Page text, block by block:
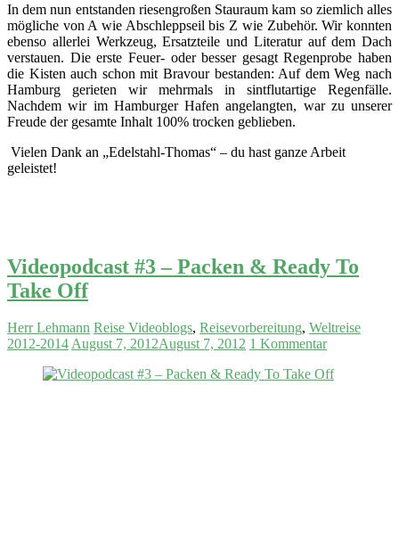
In dem nun entstanden riesengroßen Stauraum kam so ziemlich alles
mögliche von A wie Abschleppseil bis Z wie Zubehör. Wir konnten
ebenso allerlei Werkzeug, Ersatzteile und Literatur auf dem Dach
verstauen. Die erste Feuer- oder besser gesagt Regenprobe haben
die Kisten auch schon mit Bravour bestanden: Auf dem Weg nach
Hamburg gerieten wir mehrmals in sintflutartige Regenfälle.
Nachdem wir im Hamburger Hafen angelangten, war zu unserer
Freude der gesamte Inhalt 100% trocken geblieben.
Vielen Dank an „Edelstahl-Thomas“ – du hast ganze Arbeit
geleistet!
Videopodcast #3 – Packen & Ready To
Take Off
Herr Lehmann Reise Videoblogs, Reisevorbereitung, Weltreise
2012-2014August 7, 2012August 7, 2012 1 Kommentar